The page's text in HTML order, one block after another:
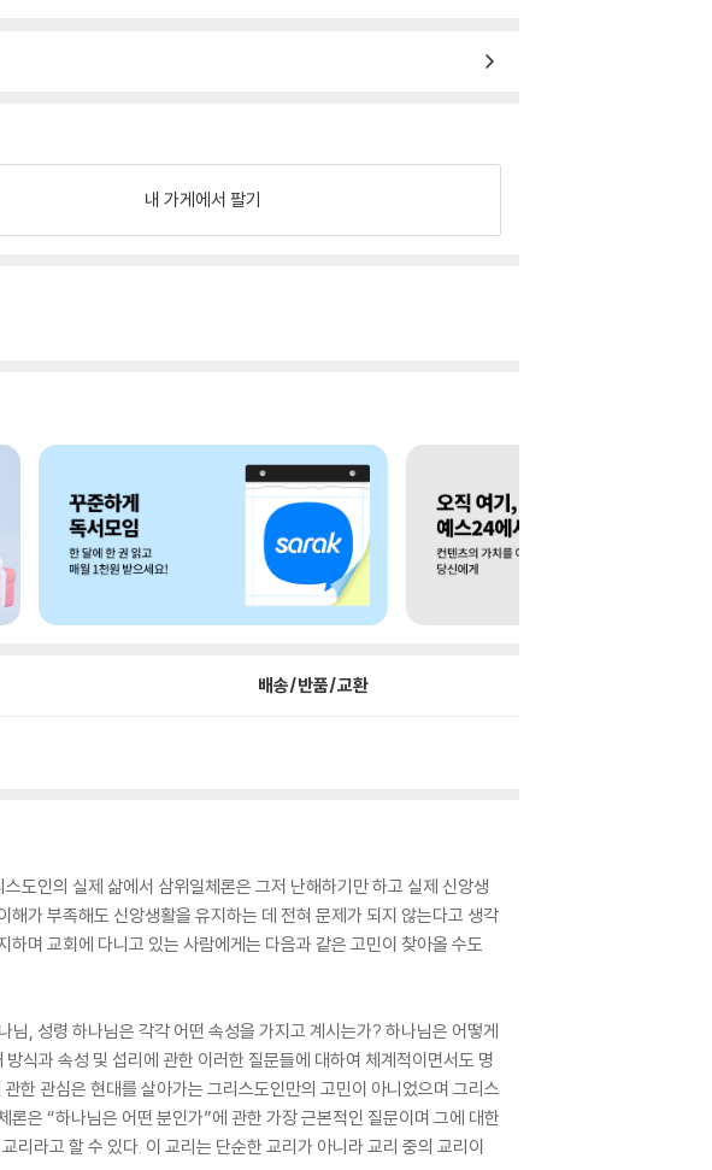
내 가게에서 팔기
배송/반품/교환
도인의 실제 삶에서 삼위일체론은 그저 난해하기만 하고 실제 신앙생
가 부족해도 신앙생활을 유지하는 데 전혀 문제가 되지 않는다고 생각
며 교회에 다니고 있는 사람에게는 다음과 같은 고민이 찾아올 수도
, 성령 하나님은 각각 어떤 속성을 가지고 계시는가? 하나님은 어떻게
식과 속성 및 섭리에 관한 이러한 질문들에 대하여 체계적이면서도 명
한 관심은 현대를 살아가는 그리스도인만의 고민이 아니었으며 그리스
은 “하나님은 어떤 분인가”에 관한 가장 근본적인 질문이며 그에 대한
리라고 할 수 있다. 이 교리는 단순한 교리가 아니라 교리 중의 교리이